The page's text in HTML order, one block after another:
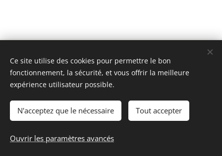
Épuisé
mini model rails
Langues
Français
Nederlands
Ce site utilise des cookies pour permettre le bon
fonctionnement, la sécurité, et vous offrir la meilleure
expérience utilisateur possible.
N'acceptez que le nécessaire Tout accepter
Ouvrir les paramètres avancés